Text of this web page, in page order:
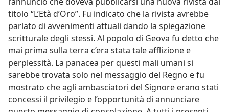
titolo “L’Età d’Oro”. Fu indicato che la rivista avrebbe
parlato di avvenimenti attuali dando la spiegazione
scritturale degli stessi. Al popolo di Geova fu detto che
mai prima sulla terra c’era stata tale afflizione e
perplessità. La panacea per questi mali umani si
sarebbe trovata solo nel messaggio del Regno e fu
mostrato che agli ambasciatori del Signore erano stati
concessi il privilegio e l’opportunità di annunciare